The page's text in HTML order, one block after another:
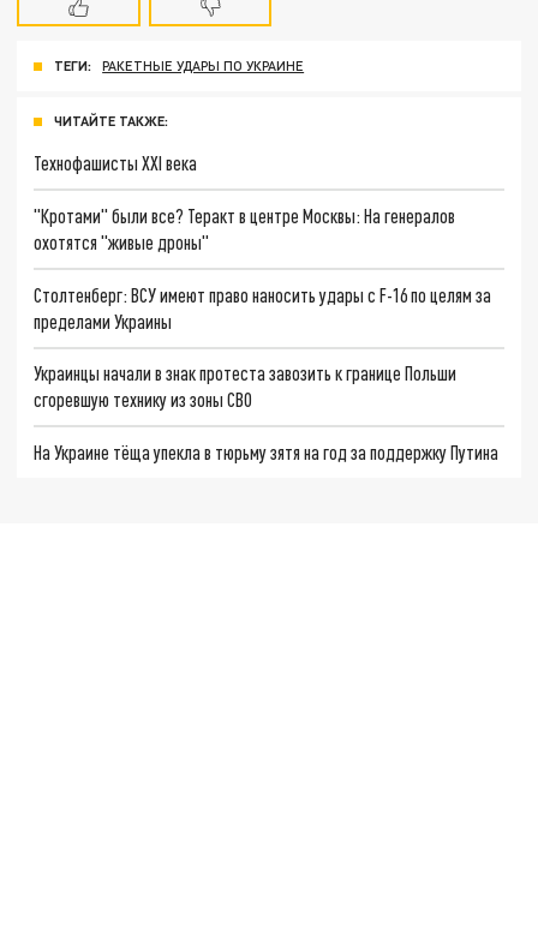
ТЕГИ: РАКЕТНЫЕ УДАРЫ ПО УКРАИНЕ
ЧИТАЙТЕ ТАКЖЕ:
Технофашисты XXI века
"Кротами" были все? Теракт в центре Москвы: На генералов
охотятся "живые дроны"
Столтенберг: ВСУ имеют право наносить удары с F-16 по целям за
пределами Украины
Украинцы начали в знак протеста завозить к границе Польши
сгоревшую технику из зоны СВО
На Украине тёща упекла в тюрьму зятя на год за поддержку Путина